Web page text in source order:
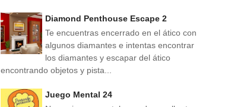
Diamond Penthouse Escape 2
Te encuentras encerrado en el ático con
algunos diamantes e intentas encontrar
los diamantes y escapar del ático
encontrando objetos y pista...
Juego Mental 24